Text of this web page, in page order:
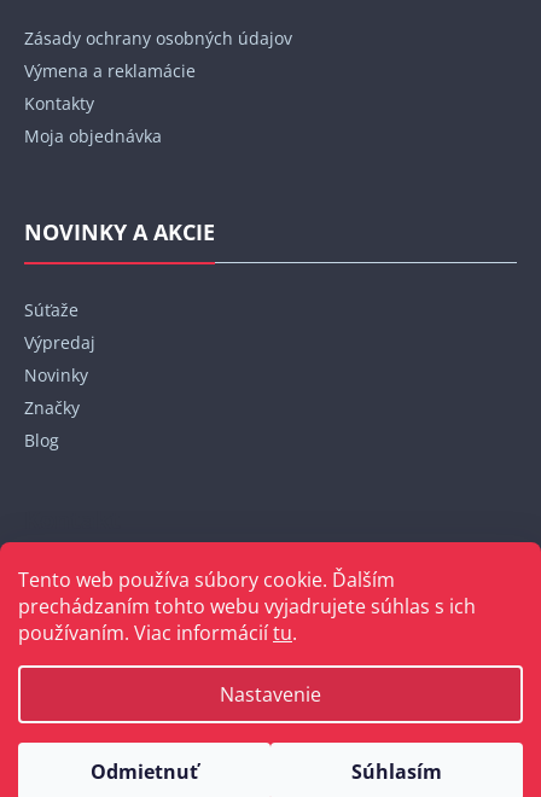
Tento web používa súbory cookie. Ďalším
prechádzaním tohto webu vyjadrujete súhlas s ich
používaním. Viac informáciítu.
Nastavenie
Odmietnuť Súhlasím
Zásady ochrany osobných údajov
Výmena a reklamácie
Kontakty
Moja objednávka
NOVINKY A AKCIE
Súťaže
Výpredaj
Novinky
Značky
Blog
+421 948 152 820
Copyright 2026Bellakabelky.sk
. Všetky práva vyhradené.